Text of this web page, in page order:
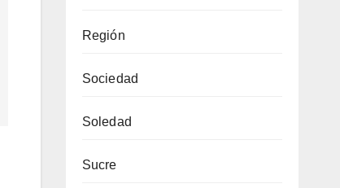
Región
Sociedad
Soledad
Sucre